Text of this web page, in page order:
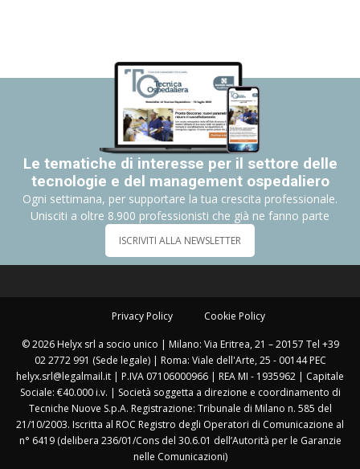
Le tematiche di interesse per il settore delle
tecnologie e del management ospedaliero
Ogni settimana, per supportare la tua crescita professionale.
Unisciti a oltre 8.900 professionisti che già ne fanno parte
ISCRIVITI ALLA NEWSLETTER
Privacy Policy Cookie Policy
© 2026 Helyx srl a socio unico | Milano: Via Eritrea, 21 – 20157 Tel +39
02 2772 991 (Sede legale) | Roma: Viale dell'Arte, 25 - 00144 PEC
helyx.srl@legalmail.it | P.IVA 07106000966 | REA MI - 1935962 | Capitale
Sociale: €40.000 i.v. | Società soggetta a direzione e coordinamento di
Tecniche Nuove S.p.A. Registrazione: Tribunale di Milano n. 585 del
21/10/2003. Iscritta al ROC Registro degli Operatori di Comunicazione al
n° 6419 (delibera 236/01/Cons del 30.6.01 dell’Autorità per le Garanzie
nelle Comunicazioni)